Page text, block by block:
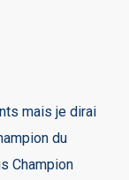
mais je dirai
du
Champion